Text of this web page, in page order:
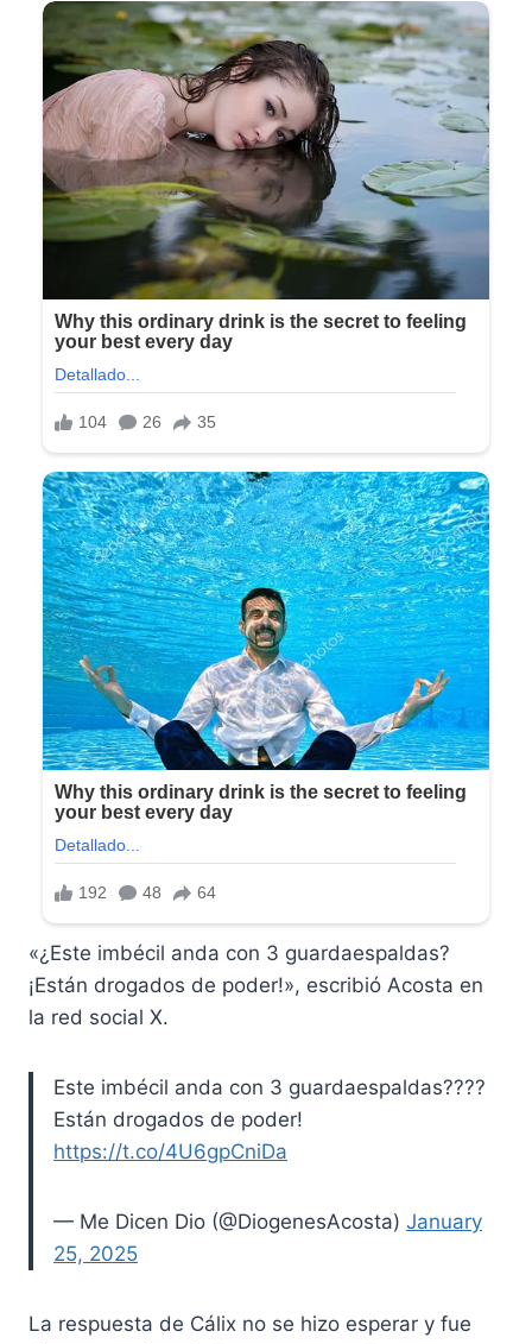
«¿Este imbécil anda con 3 guardaespaldas?
¡Están drogados de poder!», escribió Acosta en
la red social X.
Este imbécil anda con 3 guardaespaldas????
Están drogados de poder!
https://t.co/4U6gpCniDa
— Me Dicen Dio (@DiogenesAcosta) January
25, 2025
La respuesta de Cálix no se hizo esperar y fue